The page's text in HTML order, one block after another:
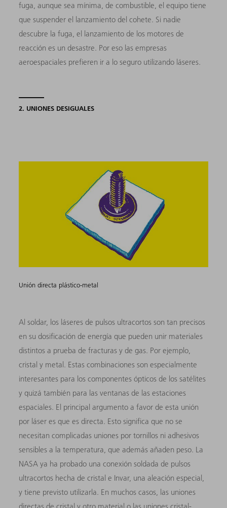
fuga, aunque sea mínima, de combustible, el equipo tiene
que suspender el lanzamiento del cohete. Si nadie
descubre la fuga, el lanzamiento de los motores de
reacción es un desastre. Por eso las empresas
aeroespaciales prefieren ir a lo seguro utilizando láseres.
2. UNIONES DESIGUALES
Unión directa plástico-metal
Al soldar, los láseres de pulsos ultracortos son tan precisos
en su dosificación de energía que pueden unir materiales
distintos a prueba de fracturas y de gas. Por ejemplo,
cristal y metal. Estas combinaciones son especialmente
interesantes para los componentes ópticos de los satélites
y quizá también para las ventanas de las estaciones
espaciales. El principal argumento a favor de esta unión
por láser es que es directa. Esto significa que no se
necesitan complicadas uniones por tornillos ni adhesivos
sensibles a la temperatura, que además añaden peso. La
NASA ya ha probado una conexión soldada de pulsos
ultracortos hecha de cristal e Invar, una aleación especial,
y tiene previsto utilizarla. En muchos casos, las uniones